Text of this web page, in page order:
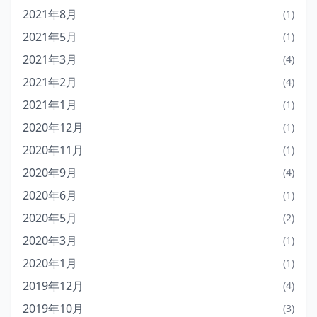
2021年8月 (1)
2021年5月 (1)
2021年3月 (4)
2021年2月 (4)
2021年1月 (1)
2020年12月 (1)
2020年11月 (1)
2020年9月 (4)
2020年6月 (1)
2020年5月 (2)
2020年3月 (1)
2020年1月 (1)
2019年12月 (4)
2019年10月 (3)